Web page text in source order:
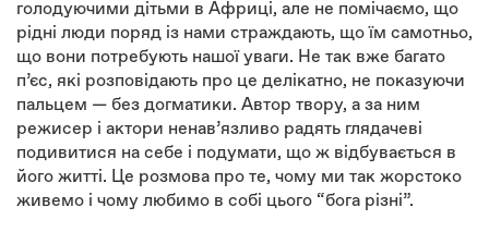
голодуючими дітьми в Африці, але не помічаємо, що
рідні люди поряд із нами страждають, що їм самотньо,
що вони потребують нашої уваги. Не так вже багато
п’єс, які розповідають про це делікатно, не показуючи
пальцем — без догматики. Автор твору, а за ним
режисер і актори ненав’язливо радять глядачеві
подивитися на себе і подумати, що ж відбувається в
його житті. Це розмова про те, чому ми так жорстоко
живемо і чому любимо в собі цього “бога різні”.